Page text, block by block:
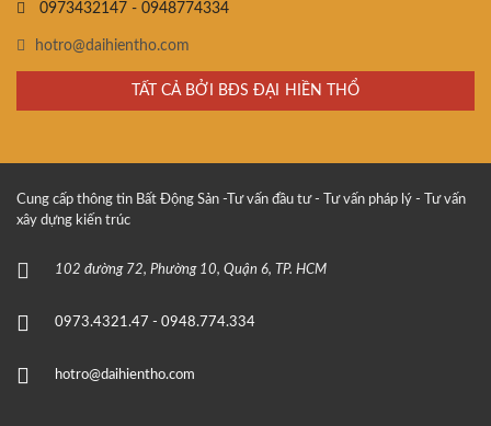
0973432147 - 0948774334
hotro@daihientho.com
TẤT CẢ BỞI BĐS ĐẠI HIỀN THỔ
Cung cấp thông tin Bất Động Sản -Tư vấn đầu tư - Tư vấn pháp lý - Tư vấn
xây dựng kiến trúc
102 đường 72, Phường 10, Quận 6, TP. HCM
0973.4321.47 - 0948.774.334
hotro@daihientho.com